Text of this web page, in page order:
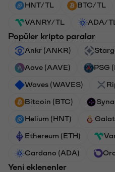
HNT/TL BTC/TL
VANRY/TL ADA/TL
Popüler kripto paralar
Ankr (ANKR)
Aave (AAVE) PSG
Waves (WAVES)
Bitcoin (BTC)
Helium (HNT)
Ethereum (ETH)
Cardano (ADA)
Yeni eklenenler